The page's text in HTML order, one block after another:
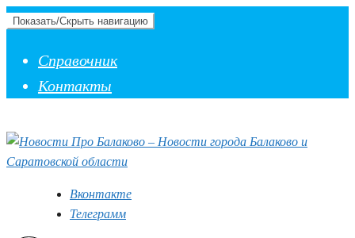
Показать/Скрыть навигацию
Справочник
Контакты
Вконтакте
Телеграмм